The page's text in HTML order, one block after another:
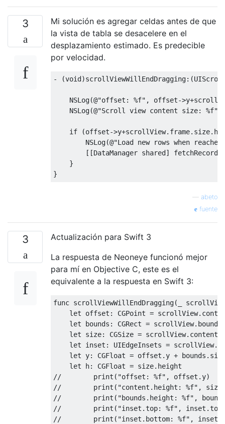
3
Mi solución es agregar celdas antes de que
la vista de tabla se desacelere en el
desplazamiento estimado. Es predecible
por velocidad.
- (void)scrollViewWillEndDragging:(
NSLog(@"offset: %f" , offset->y+
NSLog(@"Scroll view content size: %f"
if (offset->y+scrollView. frame. size.
NSLog(@"Load new rows when
[[DataManager shared]
}
}
abeto
fuente
3
Actualización para Swift 3
La respuesta de Neoneye funcionó mejor
para mí en Objective C, este es el
equivalente a la respuesta en Swift 3:
func scrollViewWillEndDragging(
_
let offset : CGPoint = scrollView.
let bounds : CGRect = scrollView. bounds
let size: CGSize = scrollView.
let inset : UIEdgeInsets = scrollView.
let y: CGFloat = offset . y + bounds .
let h: CGFloat = size.
//        print("offset: %f", offset.y)
//        print("content.height: %f",
//        print("bounds.height: %f",
//        print("inset.top: %f",
//        print("inset.bottom: %f",